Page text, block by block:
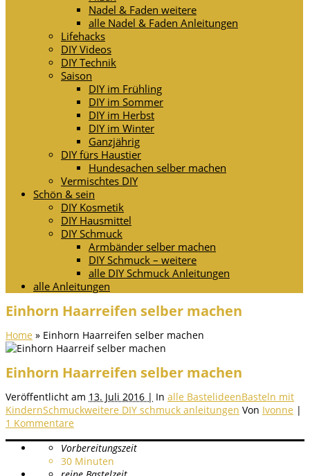
Nadel & Faden weitere
alle Nadel & Faden Anleitungen
Lifehacks
DIY Videos
DIY Technik
Saison
DIY im Frühling
DIY im Sommer
DIY im Herbst
DIY im Winter
Ganzjährig
DIY fürs Haustier
Hundesachen selber machen
Vermischtes DIY
Schön & sein
DIY Kosmetik
DIY Hausmittel
DIY Schmuck
Armbänder selber machen
DIY Schmuck – weitere
alle DIY Schmuck Anleitungen
alle Anleitungen
Einhorn Haarreifen selber machen
Home » Einhorn Haarreifen selber machen
Einhorn Haarreifen selber machen
Veröffentlicht am 13. Juli 2016 | In alle BastelideenBasteln mit
KindernSchmuckweitere DIY schmuck anleitungen Von Ivonne |
1 Kommentare
Vorbereitungszeit
30 Minuten